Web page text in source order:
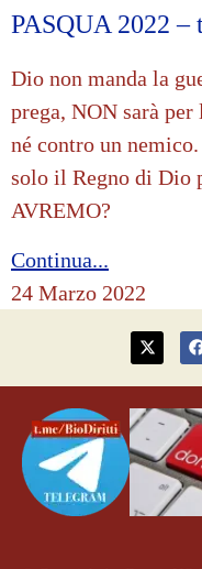
PASQUA 2022 –
Dio non manda la
prega, NON sarà
né contro un
solo il Regno di Dio
AVREMO?
Continua...
24 Marzo 2022